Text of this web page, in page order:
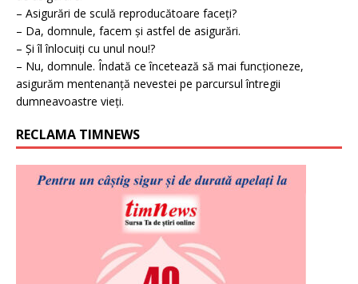
– Asigurări de sculă reproducătoare faceți?
– Da, domnule, facem și astfel de asigurări.
– Și îl înlocuiți cu unul nou!?
– Nu, domnule. Îndată ce încetează să mai funcționeze,
asigurăm mentenanță nevestei pe parcursul întregii
dumneavoastre vieți.
RECLAMA TIMNEWS